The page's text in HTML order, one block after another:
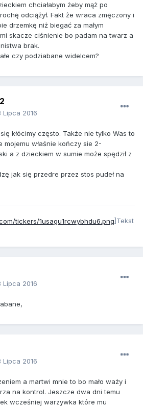
chciałabym żeby mąż po
odciążył. Fakt że wraca zmęczony i
drzemkę niż biegać za małym
skacze ciśnienie bo padam na twarz a
brak.
czy podziabane widelcem?
Lipca 2016
kłócimy często. Także nie tylko Was to
mojemu właśnie kończy sie 2-
a z dzieckiem w sumie może spędził z
jak się przedre przez stos pudeł na
]Tekst
Lipca 2016
Lipca 2016
a martwi mnie to bo mało waży i
na kontrol. Jeszcze dwa dni temu
wcześniej warzywka które mu